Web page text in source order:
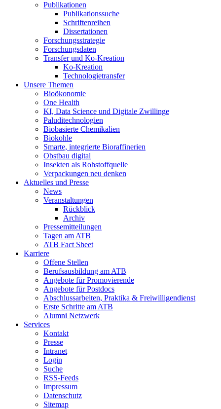
Publikationen
Publikationssuche
Schriftenreihen
Dissertationen
Forschungsstrategie
Forschungsdaten
Transfer und Ko-Kreation
Ko-Kreation
Technologietransfer
Unsere Themen
Bioökonomie
One Health
KI, Data Science und Digitale Zwillinge
Paluditechnologien
Biobasierte Chemikalien
Biokohle
Smarte, integrierte Bioraffinerien
Obstbau digital
Insekten als Rohstoffquelle
Verpackungen neu denken
Aktuelles und Presse
News
Veranstaltungen
Rückblick
Archiv
Pressemitteilungen
Tagen am ATB
ATB Fact Sheet
Karriere
Offene Stellen
Berufsausbildung am ATB
Angebote für Promovierende
Angebote für Postdocs
Abschlussarbeiten, Praktika & Freiwilligendienst
Erste Schritte am ATB
Alumni Netzwerk
Services
Kontakt
Presse
Intranet
Login
Suche
RSS-Feeds
Impressum
Datenschutz
Sitemap